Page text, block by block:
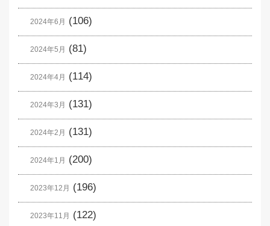
2024年6月 (106)
2024年5月 (81)
2024年4月 (114)
2024年3月 (131)
2024年2月 (131)
2024年1月 (200)
2023年12月 (196)
2023年11月 (122)